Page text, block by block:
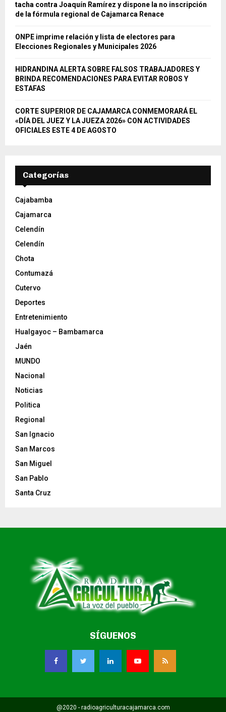
H
tacha contra Joaquín Ramírez y dispone la no inscripción
de la fórmula regional de Cajamarca Renace
ONPE imprime relación y lista de electores para
Elecciones Regionales y Municipales 2026
HIDRANDINA ALERTA SOBRE FALSOS TRABAJADORES Y
BRINDA RECOMENDACIONES PARA EVITAR ROBOS Y
ESTAFAS
CORTE SUPERIOR DE CAJAMARCA CONMEMORARÁ EL
«DÍA DEL JUEZ Y LA JUEZA 2026» CON ACTIVIDADES
OFICIALES ESTE 4 DE AGOSTO
Categorías
Cajabamba
Cajamarca
Celendín
Celendín
Chota
Contumazá
Cutervo
Deportes
Entretenimiento
Hualgayoc – Bambamarca
Jaén
MUNDO
Nacional
Noticias
Politica
Regional
San Ignacio
San Marcos
San Miguel
San Pablo
Santa Cruz
SÍGUENOS
@2020 - radioagriculturacajamarca.com